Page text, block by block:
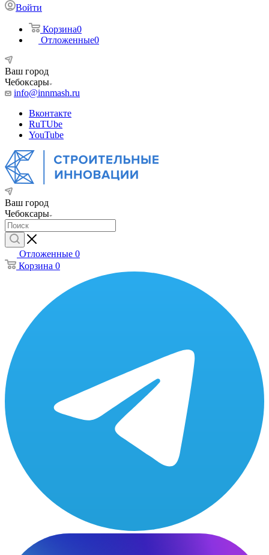
Войти
Корзина0
Отложенные0
Ваш город
Чебоксары
info@innmash.ru
Вконтакте
RuTUbe
YouTube
Ваш город
Чебоксары
Отложенные 0
Корзина 0